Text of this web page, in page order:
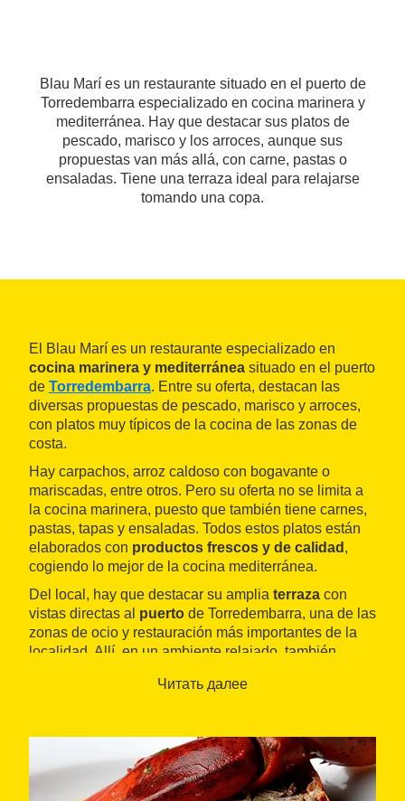
Blau Marí es un restaurante situado en el puerto de
Torredembarra especializado en cocina marinera y
mediterránea. Hay que destacar sus platos de
pescado, marisco y los arroces, aunque sus
propuestas van más allá, con carne, pastas o
ensaladas. Tiene una terraza ideal para relajarse
tomando una copa.
El Blau Marí es un restaurante especializado en
cocina marinera y mediterránea situado en el puerto
de Torredembarra. Entre su oferta, destacan las
diversas propuestas de pescado, marisco y arroces,
con platos muy típicos de la cocina de las zonas de
costa.
Hay carpachos, arroz caldoso con bogavante o
mariscadas, entre otros. Pero su oferta no se limita a
la cocina marinera, puesto que también tiene carnes,
pastas, tapas y ensaladas. Todos estos platos están
elaborados con productos frescos y de calidad ,
cogiendo lo mejor de la cocina mediterránea.
Del local, hay que destacar su amplia terraza con
vistas directas al puerto de Torredembarra, una de las
zonas de ocio y restauración más importantes de la
localidad. Allí, en un ambiente relajado, también
. También pueden acogercelebraciones
Читать далее